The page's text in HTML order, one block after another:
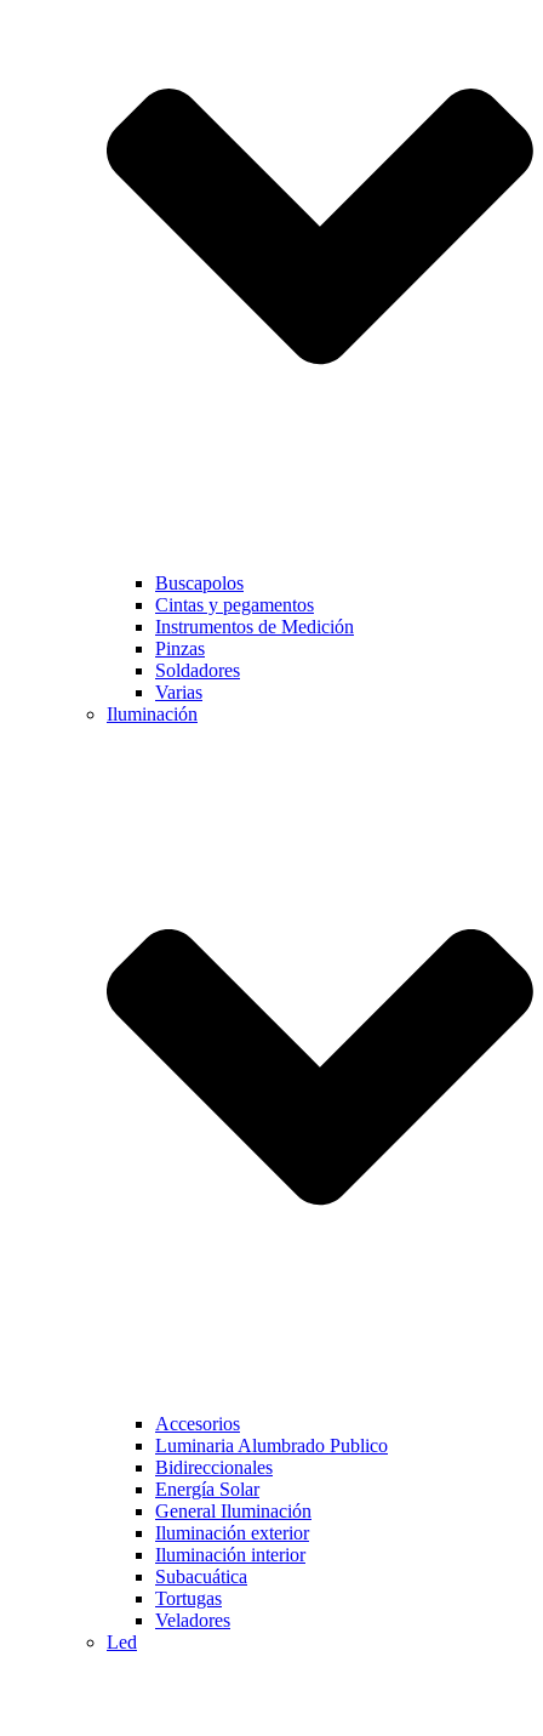
Buscapolos
Cintas y pegamentos
Instrumentos de Medición
Pinzas
Soldadores
Varias
Iluminación
Accesorios
Luminaria Alumbrado Publico
Bidireccionales
Energía Solar
General Iluminación
Iluminación exterior
Iluminación interior
Subacuática
Tortugas
Veladores
Led